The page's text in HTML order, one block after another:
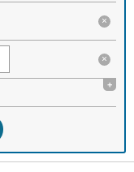
×
×
+